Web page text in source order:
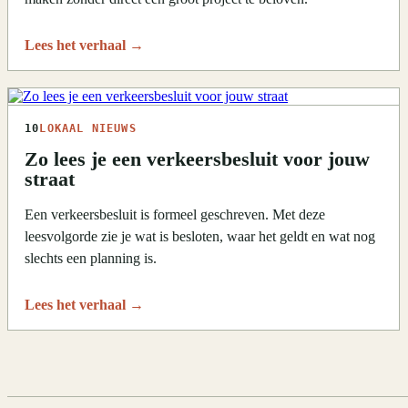
Lees het verhaal →
10 LOKAAL NIEUWS
Zo lees je een verkeersbesluit voor jouw
straat
Een verkeersbesluit is formeel geschreven. Met deze
leesvolgorde zie je wat is besloten, waar het geldt en wat nog
slechts een planning is.
Lees het verhaal →